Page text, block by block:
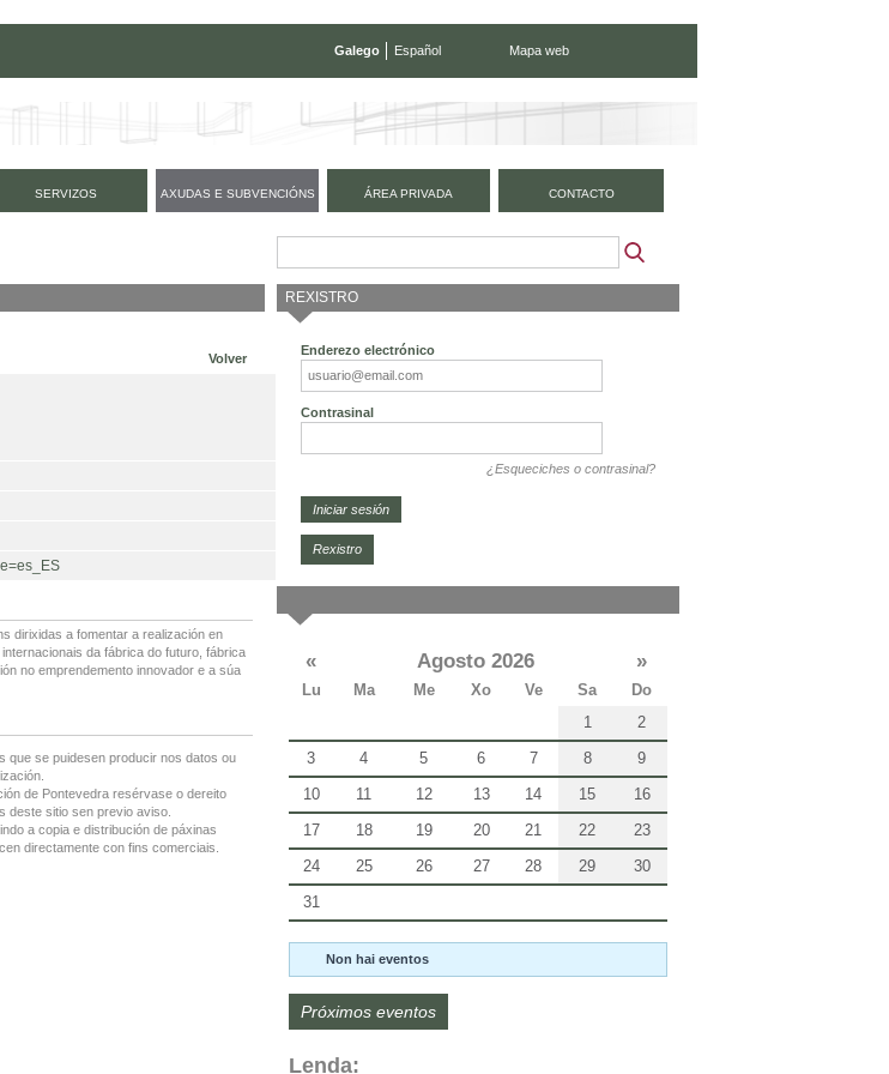
Galego Español Mapa web
SERVIZOS AXUDAS E SUBVENCIÓNS ÁREA PRIVADA CONTACTO
Volver
dirixidas a fomentar a realización en
da fábrica do futuro, fábrica
no emprendemento innovador e a súa
que se puidesen producir nos datos ou
de Pontevedra resérvase o dereito
deste sitio sen previo aviso.
a copia e distribución de páxinas
directamente con fins comerciais.
REXISTRO
Enderezo electrónico
Contrasinal
¿Esqueciches o contrasinal?
Rexistro
« Agosto 2026 »
Lu Ma Me Xo Ve Sa
Do
1
2
3
4 5 6 7 8
9
10
11 12 13 14 15
16
17
18 19 20 21 22
23
24
25 26 27 28 29
30
31
Non hai eventos
Próximos eventos
Lenda: